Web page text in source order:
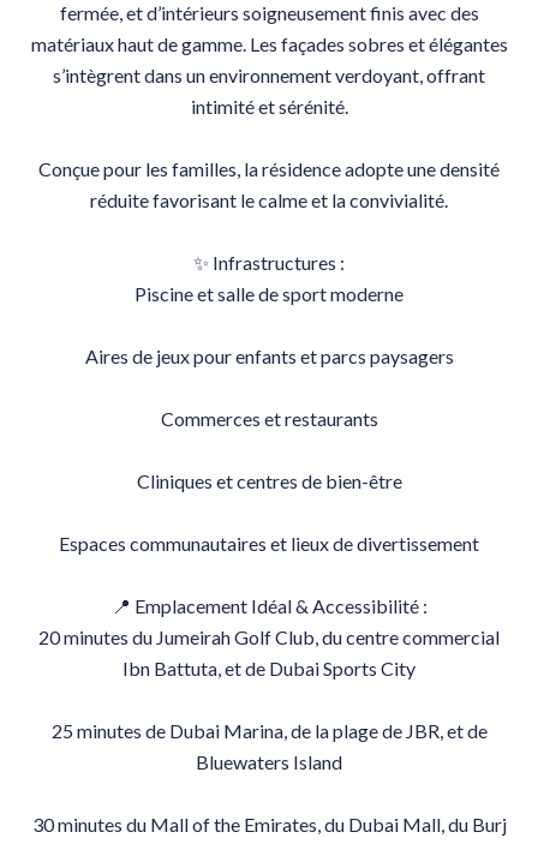
fermée, et d’intérieurs soigneusement finis avec des
matériaux haut de gamme. Les façades sobres et élégantes
s’intègrent dans un environnement verdoyant, offrant
intimité et sérénité.
Conçue pour les familles, la résidence adopte une densité
réduite favorisant le calme et la convivialité.
✨ Infrastructures :
Piscine et salle de sport moderne
Aires de jeux pour enfants et parcs paysagers
Commerces et restaurants
Cliniques et centres de bien-être
Espaces communautaires et lieux de divertissement
📍 Emplacement Idéal & Accessibilité :
20 minutes du Jumeirah Golf Club, du centre commercial
Ibn Battuta, et de Dubai Sports City
25 minutes de Dubai Marina, de la plage de JBR, et de
Bluewaters Island
30 minutes du Mall of the Emirates, du Dubai Mall, du Burj